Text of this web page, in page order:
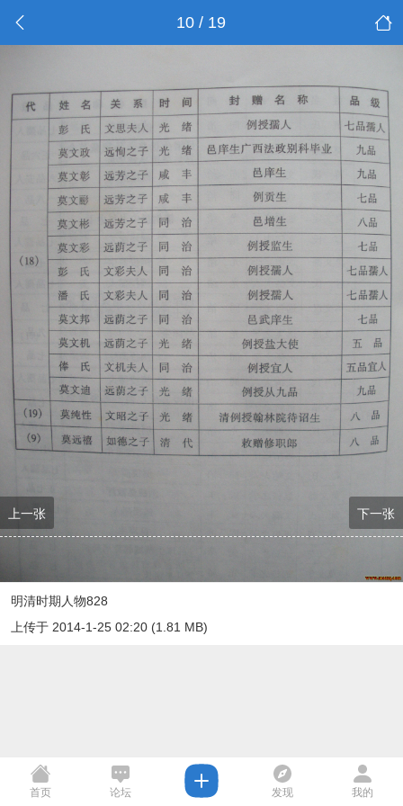
10 / 19
上一张 下一张
明清时期人物828
上传于 2014-1-25 02:20 (1.81 MB)
首页 论坛 发现 我的